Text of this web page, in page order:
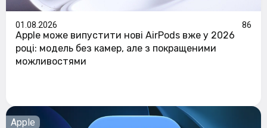
01.08.2026 86
Apple може випустити нові AirPods вже у 2026
році: модель без камер, але з покращеними
можливостями
Apple